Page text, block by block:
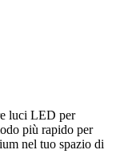
luci LED per
più rapido per
nel tuo spazio di